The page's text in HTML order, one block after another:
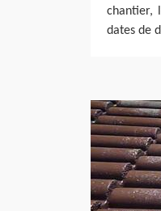
chantier,
dates de